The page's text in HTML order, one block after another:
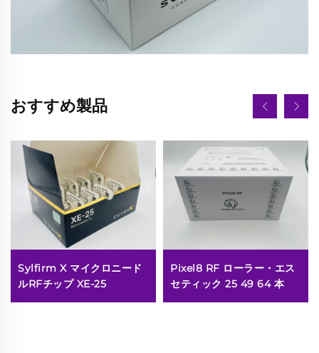
おすすめ製品
Sylfirm X マイクロニード
ルRFチップ XE-25
Pixel8 RF ローラー・エス
セティック 25 49 64 本